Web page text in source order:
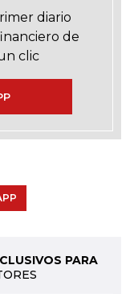
diario
de
clic
PARA